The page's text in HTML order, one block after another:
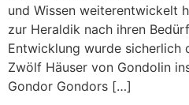
und Wissen weiterentwickelt
zur Heraldik nach ihren
Entwicklung wurde sicherlich
Zwölf Häuser von Gondolin
Gondor Gondors […]